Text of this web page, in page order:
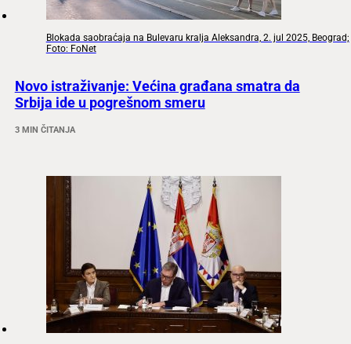
Blokada saobraćaja na Bulevaru kralja Aleksandra, 2. jul 2025, Beograd;
Foto: FoNet
Novo istraživanje: Većina građana smatra da
Srbija ide u pogrešnom smeru
3 MIN ČITANJA